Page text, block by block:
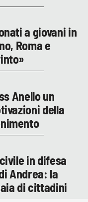
a giovani in
Roma e
Anello un
della
in difesa
Andrea: la
di cittadini